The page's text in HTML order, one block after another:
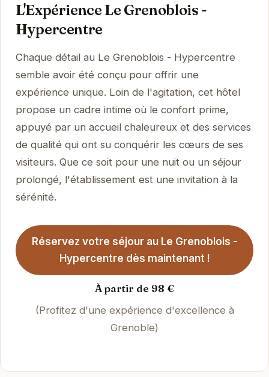
L'Expérience Le Grenoblois -
Hypercentre
Chaque détail au Le Grenoblois - Hypercentre
semble avoir été conçu pour offrir une
expérience unique. Loin de l'agitation, cet hôtel
propose un cadre intime où le confort prime,
appuyé par un accueil chaleureux et des services
de qualité qui ont su conquérir les cœurs de ses
visiteurs. Que ce soit pour une nuit ou un séjour
prolongé, l'établissement est une invitation à la
sérénité.
Réservez votre séjour au Le Grenoblois -
Hypercentre dès maintenant !
À partir de 98 €
(Profitez d'une expérience d'excellence à
Grenoble)